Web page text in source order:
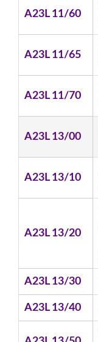
A23L 11/60
A23L 11/65
A23L 11/70
A23L 13/00
A23L 13/10
A23L 13/20
A23L 13/30
A23L 13/40